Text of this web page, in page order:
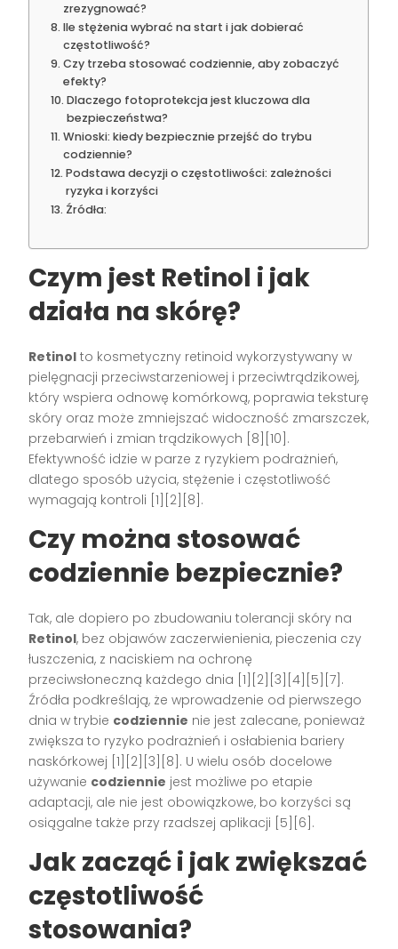
zrezygnować?
Ile stężenia wybrać na start i jak dobierać
częstotliwość?
Czy trzeba stosować codziennie, aby zobaczyć
efekty?
Dlaczego fotoprotekcja jest kluczowa dla
bezpieczeństwa?
Wnioski: kiedy bezpiecznie przejść do trybu
codziennie?
Podstawa decyzji o częstotliwości: zależności
ryzyka i korzyści
Źródła:
Czym jest Retinol i jak
działa na skórę?
Retinol to kosmetyczny retinoid wykorzystywany w
pielęgnacji przeciwstarzeniowej i przeciwtrądzikowej,
który wspiera odnowę komórkową, poprawia teksturę
skóry oraz może zmniejszać widoczność zmarszczek,
przebarwień i zmian trądzikowych [8][10].
Efektywność idzie w parze z ryzykiem podrażnień,
dlatego sposób użycia, stężenie i częstotliwość
wymagają kontroli [1][2][8].
Czy można stosować
codziennie bezpiecznie?
Tak, ale dopiero po zbudowaniu tolerancji skóry na
Retinol, bez objawów zaczerwienienia, pieczenia czy
łuszczenia, z naciskiem na ochronę
przeciwsłoneczną każdego dnia [1][2][3][4][5][7].
Źródła podkreślają, że wprowadzenie od pierwszego
dnia w trybie codziennie nie jest zalecane, ponieważ
zwiększa to ryzyko podrażnień i osłabienia bariery
naskórkowej [1][2][3][8]. U wielu osób docelowe
używanie codziennie jest możliwe po etapie
adaptacji, ale nie jest obowiązkowe, bo korzyści są
osiągalne także przy rzadszej aplikacji [5][6].
Jak zacząć i jak zwiększać
częstotliwość
stosowania?